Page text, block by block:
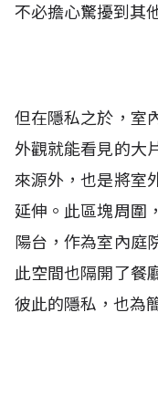
不必擔心驚擾到其
但在隱私之於，室
外觀就能看見的大
來源外，也是將室
延伸。此區塊周圍
陽台，作為室內庭
此空間也隔開了餐
彼此的隱私，也為